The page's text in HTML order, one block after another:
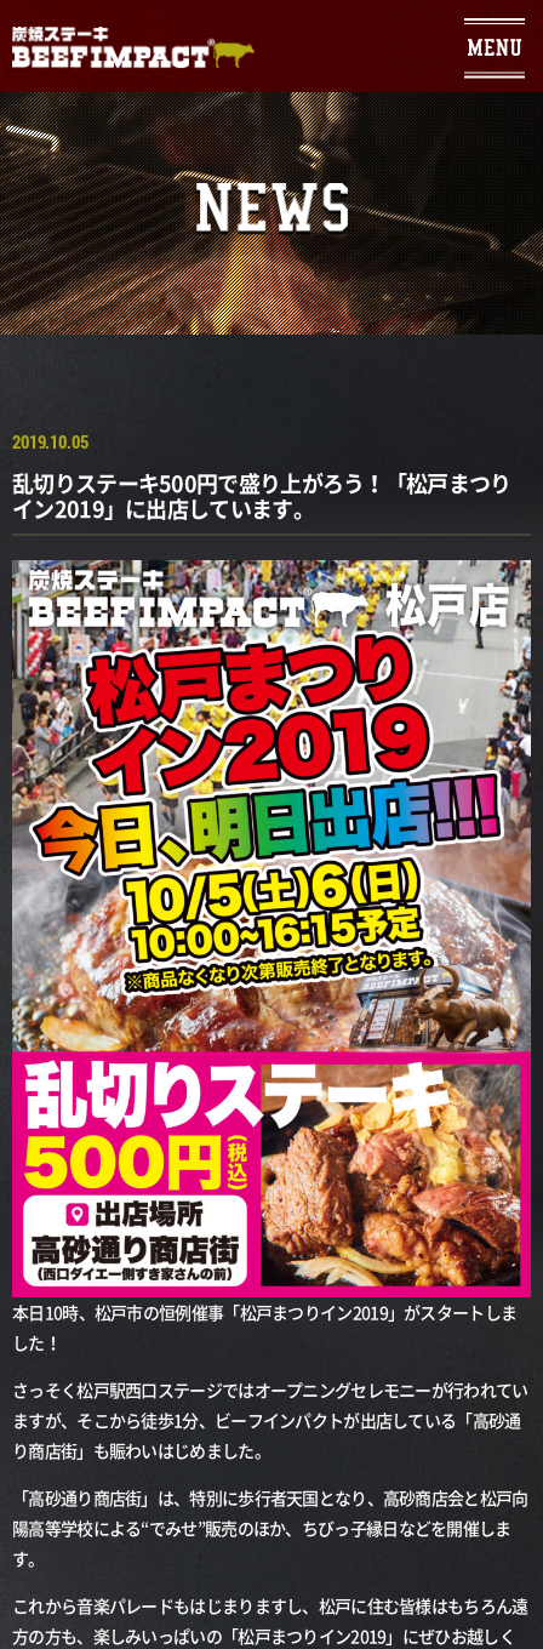
Warning: Use of undefined constant - assumed ' ' (this will throw an
Error in a future version of PHP) in
/home/geniuses/beefimpact.com/public_html/wp/wp-
content/themes/sumibi/header.phpon line104
2019.10.05
乱切りステーキ500円で盛り上がろう！「松戸まつり
イン2019」に出店しています。
本日10時、松戸市の恒例催事「松戸まつりイン2019」がスタートしま
した！
さっそく松戸駅西口ステージではオープニングセレモニーが行われてい
ますが、そこから徒歩1分、ビーフインパクトが出店している「高砂通
り商店街」も賑わいはじめました。
「高砂通り商店街」は、特別に歩行者天国となり、高砂商店会と松戸向
陽高等学校による“でみせ”販売のほか、ちびっ子縁日などを開催しま
す。
これから音楽パレードもはじまりますし、松戸に住む皆様はもちろん遠
方の方も、楽しみいっぱいの「松戸まつりイン2019」にぜひお越しく